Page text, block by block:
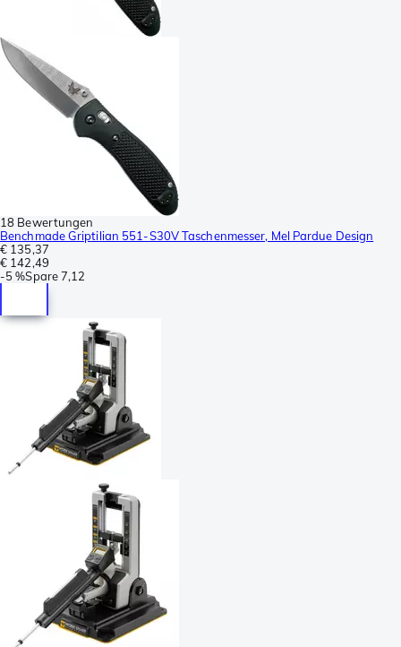
18 Bewertungen
Benchmade Griptilian 551-S30V Taschenmesser, Mel Pardue Design
€ 135,37
€ 142,49
-5 %Spare7,12